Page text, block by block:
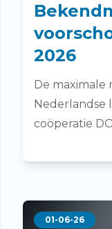
2026
De maximale
Nederlandse
coöperatie
01-06-26